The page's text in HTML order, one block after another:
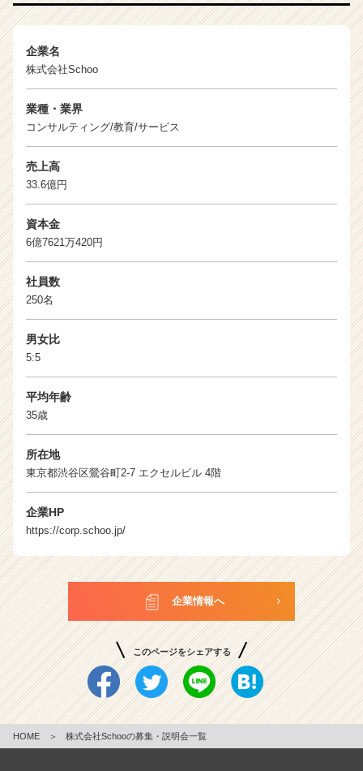
ャ
リ
h
e
企業名
株式会社Schoo
業種・業界
コンサルティング/教育/サービス
売上高
33.6億円
資本金
6億7621万420円
社員数
250名
男女比
5:5
平均年齢
35歳
所在地
東京都渋谷区鶯谷町2-7 エクセルビル 4階
企業HP
https://corp.schoo.jp/
企業情報へ
このページをシェアする
HOME ＞ 株式会社Schooの募集・説明会一覧